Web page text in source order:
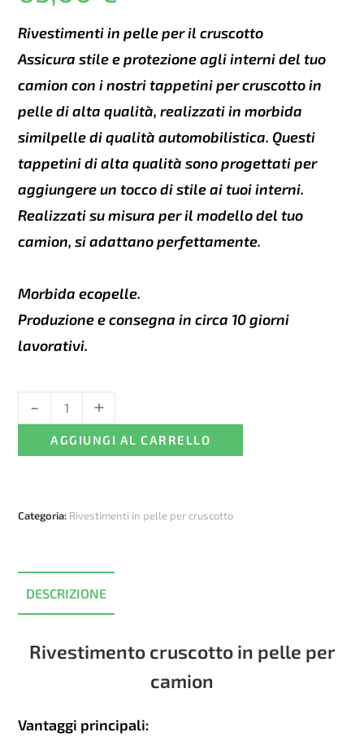
Rivestimenti in pelle per il cruscotto
Assicura stile e protezione agli interni del tuo
camion con i nostri tappetini per cruscotto in
pelle di alta qualità, realizzati in morbida
similpelle di qualità automobilistica. Questi
tappetini di alta qualità sono progettati per
aggiungere un tocco di stile ai tuoi interni.
Realizzati su misura per il modello del tuo
camion, si adattano perfettamente.
Morbida ecopelle.
Produzione e consegna in circa 10 giorni
lavorativi.
Rivestimento
del
cruscotto
netedă
- +
AGGIUNGI AL CARRELLO
Categoria: Rivestimenti in pelle per cruscotto
DESCRIZIONE
Rivestimento cruscotto in pelle per
camion
Vantaggi principali: